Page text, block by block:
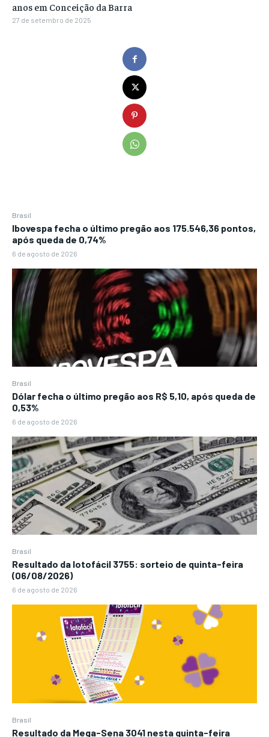
Brasil
Ibovespa fecha o último pregão aos 175.546,36 pontos,
após queda de 0,74%
6 de agosto de 2026
Brasil
Dólar fecha o último pregão aos R$ 5,10, após queda de
0,53%
6 de agosto de 2026
Brasil
Resultado da lotofácil 3755: sorteio de quinta-feira
(06/08/2026)
6 de agosto de 2026
Brasil
Resultado da Mega-Sena 3041 nesta quinta-feira
anos em Conceição da Barra
27 de setembro de 2025